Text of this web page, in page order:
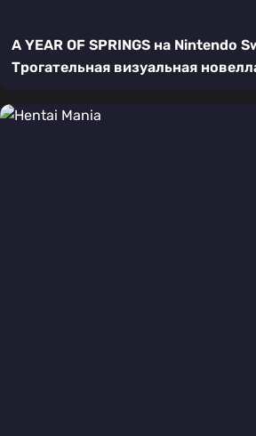
A YEAR OF SPRINGS на Nintendo
Трогательная визуальная